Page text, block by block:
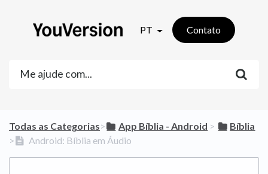
PT Contato
Todas as Categorias​>​ ​App Bíblia - Android ​ > ​ ​Bíblia
>​
Android: Bíblia em Áudio